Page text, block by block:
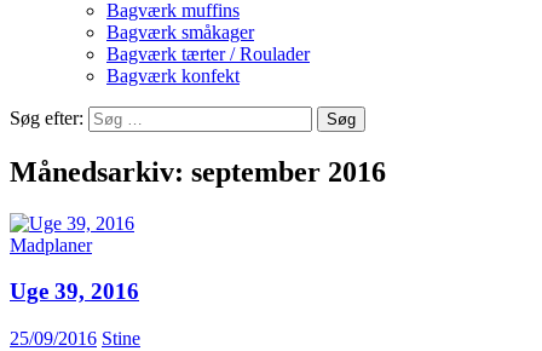
Bagværk muffins
Bagværk småkager
Bagværk tærter / Roulader
Bagværk konfekt
Søg efter:
Månedsarkiv: september 2016
Madplaner
Uge 39, 2016
25/09/2016 Stine